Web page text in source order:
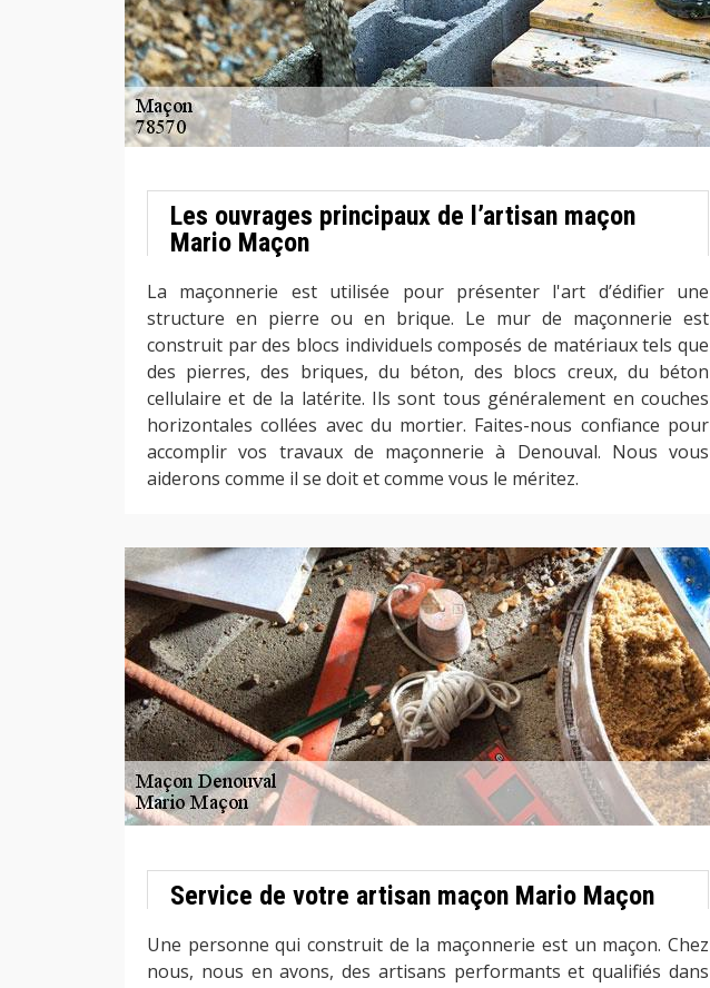
Les ouvrages principaux de l’artisan maçon
Mario Maçon
La maçonnerie est utilisée pour présenter l'art d’édifier une
structure en pierre ou en brique. Le mur de maçonnerie est
construit par des blocs individuels composés de matériaux tels que
des pierres, des briques, du béton, des blocs creux, du béton
cellulaire et de la latérite. Ils sont tous généralement en couches
horizontales collées avec du mortier. Faites-nous confiance pour
accomplir vos travaux de maçonnerie à Denouval. Nous vous
aiderons comme il se doit et comme vous le méritez.
Service de votre artisan maçon Mario Maçon
Une personne qui construit de la maçonnerie est un maçon. Chez
nous, nous en avons, des artisans performants et qualifiés dans